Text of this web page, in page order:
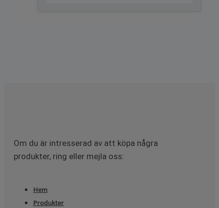
Om du är intresserad av att köpa några
produkter, ring eller mejla oss:
Hem
Produkter